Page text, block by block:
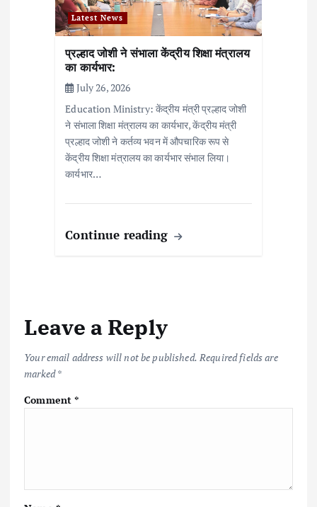
Latest News
प्रल्हाद जोशी ने संभाला केंद्रीय शिक्षा मंत्रालय
का कार्यभार:
July 26, 2026
Education Ministry: केंद्रीय मंत्री प्रल्हाद जोशी
ने संभाला शिक्षा मंत्रालय का कार्यभार, केंद्रीय मंत्री
प्रल्हाद जोशी ने कर्तव्य भवन में औपचारिक रूप से
केंद्रीय शिक्षा मंत्रालय का कार्यभार संभाल लिया।
कार्यभार…
Continue reading
Leave a Reply
Your email address will not be published. Required fields are
marked*
Comment*